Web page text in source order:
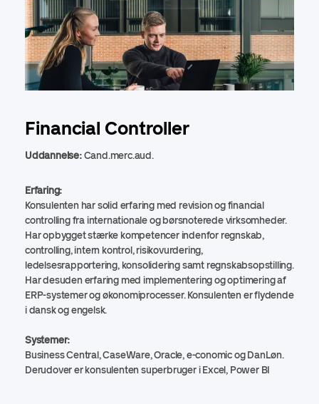
Financial Controller
Uddannelse:Cand.merc.aud.
Erfaring:
Konsulenten har solid erfaring med revision og financial
controlling fra internationale og børsnoterede virksomheder.
Har opbygget stærke kompetencer indenfor regnskab,
controlling, intern kontrol, risikovurdering,
ledelsesrapportering, konsolidering samt regnskabsopstilling.
Har desuden erfaring med implementering og optimering af
ERP-systemer og økonomiprocesser. Konsulenten er flydende
i dansk og engelsk.
Systemer:
Business Central, CaseWare, Oracle, e-conomic og DanLøn.
Derudover er konsulenten superbruger i Excel, Power BI